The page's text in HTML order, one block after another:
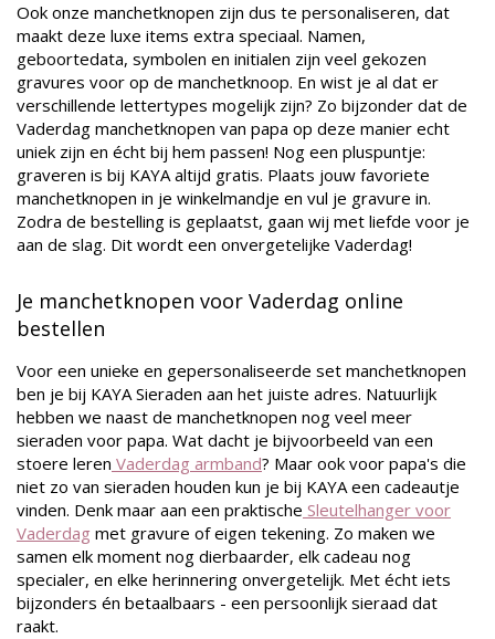
Ook onze manchetknopen zijn dus te personaliseren, dat
maakt deze luxe items extra speciaal. Namen,
geboortedata, symbolen en initialen zijn veel gekozen
gravures voor op de manchetknoop. En wist je al dat er
verschillende lettertypes mogelijk zijn? Zo bijzonder dat de
Vaderdag manchetknopen van papa op deze manier echt
uniek zijn en écht bij hem passen! Nog een pluspuntje:
graveren is bij KAYA altijd gratis. Plaats jouw favoriete
manchetknopen in je winkelmandje en vul je gravure in.
Zodra de bestelling is geplaatst, gaan wij met liefde voor je
aan de slag. Dit wordt een onvergetelijke Vaderdag!
Je manchetknopen voor Vaderdag online
bestellen
Voor een unieke en gepersonaliseerde set manchetknopen
ben je bij KAYA Sieraden aan het juiste adres. Natuurlijk
hebben we naast de manchetknopen nog veel meer
sieraden voor papa. Wat dacht je bijvoorbeeld van een
stoere leren Vaderdag armband? Maar ook voor papa's die
niet zo van sieraden houden kun je bij KAYA een cadeautje
vinden. Denk maar aan een praktische Sleutelhanger voor
Vaderdag met gravure of eigen tekening. Zo maken we
samen elk moment nog dierbaarder, elk cadeau nog
specialer, en elke herinnering onvergetelijk. Met écht iets
bijzonders én betaalbaars - een persoonlijk sieraad dat
raakt.